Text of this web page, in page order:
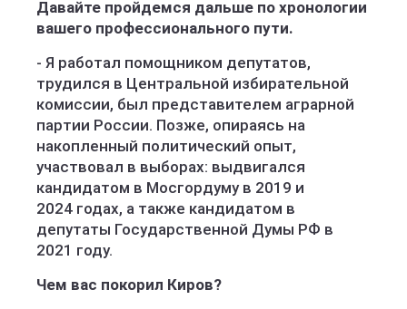
Давайте пройдемся дальше по хронологии
вашего профессионального пути.
- Я работал помощником депутатов,
трудился в Центральной избирательной
комиссии, был представителем аграрной
партии России. Позже, опираясь на
накопленный политический опыт,
участвовал в выборах: выдвигался
кандидатом в Мосгордуму в 2019 и
2024 годах, а также кандидатом в
депутаты Государственной Думы РФ в
2021 году.
Чем вас покорил Киров?